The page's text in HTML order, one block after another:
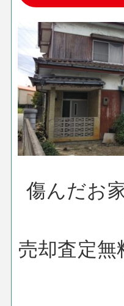
傷んだお
売却査定